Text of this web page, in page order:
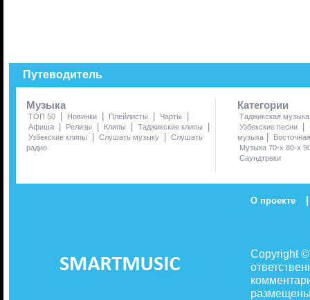
Путеводитель
Музыка
ТОП 50 | Новинки | Плейлисты | Чарты |
Афиша | Релизы | Клипы | Таджикские клипы |
Узбекские клипы | Слушать музыку | Слушать
радио
Категории
Таджикская музыка
Узбекские песни
|
музыка |
Музыка 70-х 80-х
Саундтреки
О проекте |
Copyright
размещены